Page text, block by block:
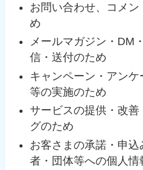
お問い合わせ、コメ
め
メールマガジン・DM
信・送付のため
キャンペーン・アン
等の実施のため
サービスの提供・改
グのため
お客さまの承諾・申
者・団体等への個人情